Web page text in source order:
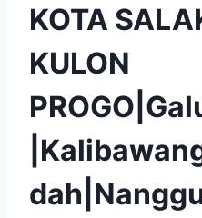
KOTA
KULON